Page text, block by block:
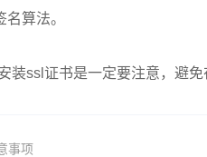
算法。
装ssl证书是一定要注意，避
事项